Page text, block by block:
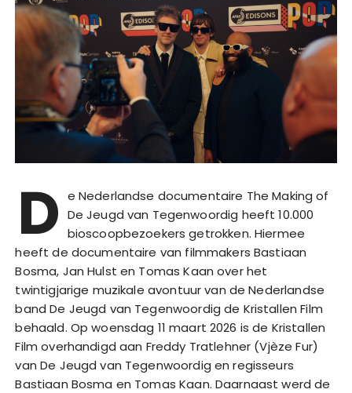
D e Nederlandse documentaire The Making of
De Jeugd van Tegenwoordig heeft 10.000
bioscoopbezoekers getrokken. Hiermee
heeft de documentaire van filmmakers Bastiaan
Bosma, Jan Hulst en Tomas Kaan over het
twintigjarige muzikale avontuur van de Nederlandse
band De Jeugd van Tegenwoordig de Kristallen Film
behaald. Op woensdag 11 maart 2026 is de Kristallen
Film overhandigd aan Freddy Tratlehner (Vjèze Fur)
van De Jeugd van Tegenwoordig en regisseurs
Bastiaan Bosma en Tomas Kaan. Daarnaast werd de